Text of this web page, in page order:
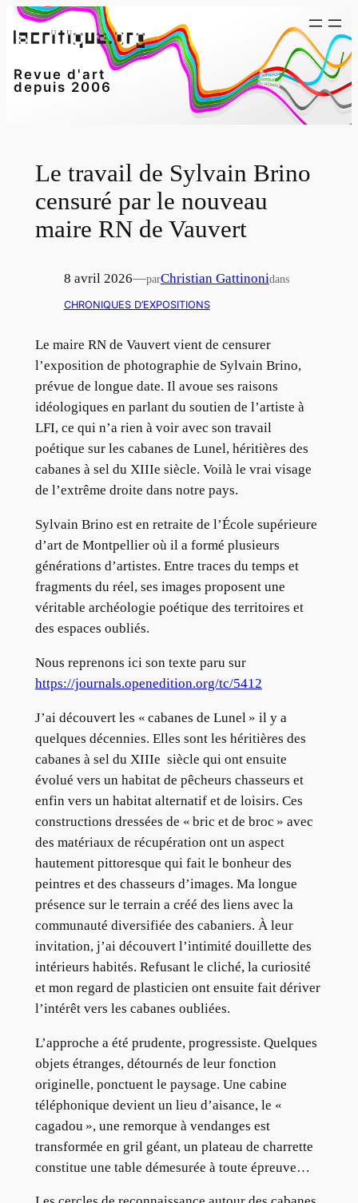
Aller
au
Revue d'art
depuis 2006
Le travail de Sylvain Brino
censuré par le nouveau
maire RN de Vauvert
8 avril 2026—parChristian Gattinonidans
CHRONIQUES D’EXPOSITIONS
Le maire RN de Vauvert vient de censurer
l’exposition de photographie de Sylvain Brino,
prévue de longue date. Il avoue ses raisons
idéologiques en parlant du soutien de l’artiste à
LFI, ce qui n’a rien à voir avec son travail
poétique sur les cabanes de Lunel, héritières des
cabanes à sel du XIIIe siècle. Voilà le vrai visage
de l’extrême droite dans notre pays.
Sylvain Brino est en retraite de l’École supérieure
d’art de Montpellier où il a formé plusieurs
générations d’artistes. Entre traces du temps et
fragments du réel, ses images proposent une
véritable archéologie poétique des territoires et
des espaces oubliés.
Nous reprenons ici son texte paru sur
https://journals.openedition.org/tc/5412
J’ai découvert les « cabanes de Lunel » il y a
quelques décennies. Elles sont les héritières des
cabanes à sel du XIIIe siècle qui ont ensuite
évolué vers un habitat de pêcheurs chasseurs et
enfin vers un habitat alternatif et de loisirs. Ces
constructions dressées de « bric et de broc » avec
des matériaux de récupération ont un aspect
hautement pittoresque qui fait le bonheur des
peintres et des chasseurs d’images. Ma longue
présence sur le terrain a créé des liens avec la
communauté diversifiée des cabaniers. À leur
invitation, j’ai découvert l’intimité douillette des
intérieurs habités. Refusant le cliché, la curiosité
et mon regard de plasticien ont ensuite fait dériver
l’intérêt vers les cabanes oubliées.
L’approche a été prudente, progressiste. Quelques
objets étranges, détournés de leur fonction
originelle, ponctuent le paysage. Une cabine
téléphonique devient un lieu d’aisance, le «
cagadou », une remorque à vendanges est
transformée en gril géant, un plateau de charrette
constitue une table démesurée à toute épreuve…